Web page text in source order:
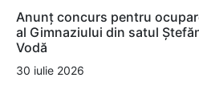
Anunț concurs pentru
al Gimnaziului din satul
Vodă
30 iulie 2026